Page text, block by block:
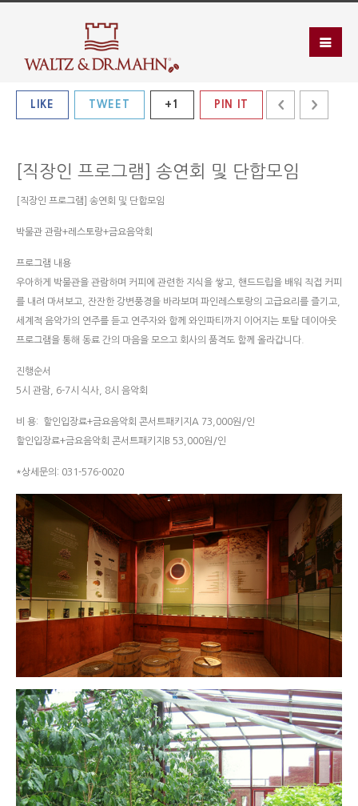
LIKE TWEET +1 PIN IT
[직장인 프로그램] 송연회 및 단합모임
[직장인 프로그램] 송연회 및 단합모임
박물관 관람+레스토랑+금요음악회
프로그램 내용
우아하게 박물관을 관람하며 커피에 관련한 지식을 쌓고, 핸드드립을 배워 직접 커피
를 내려 마셔보고, 잔잔한 강변풍경을 바라보며 파인레스토랑의 고급요리를 즐기고,
세계적 음악가의 연주를 듣고 연주자와 함께 와인파티까지 이어지는 토탈 데이아웃
프로그램을 통해 동료 간의 마음을 모으고 회사의 품격도 함께 올라갑니다.
진행순서
5시 관람, 6-7시 식사, 8시 음악회
비 용: 할인입장료+금요음악회 콘서트패키지A 73,000원/인
할인입장료+금요음악회 콘서트패키지B 53,000원/인
*상세문의: 031-576-0020